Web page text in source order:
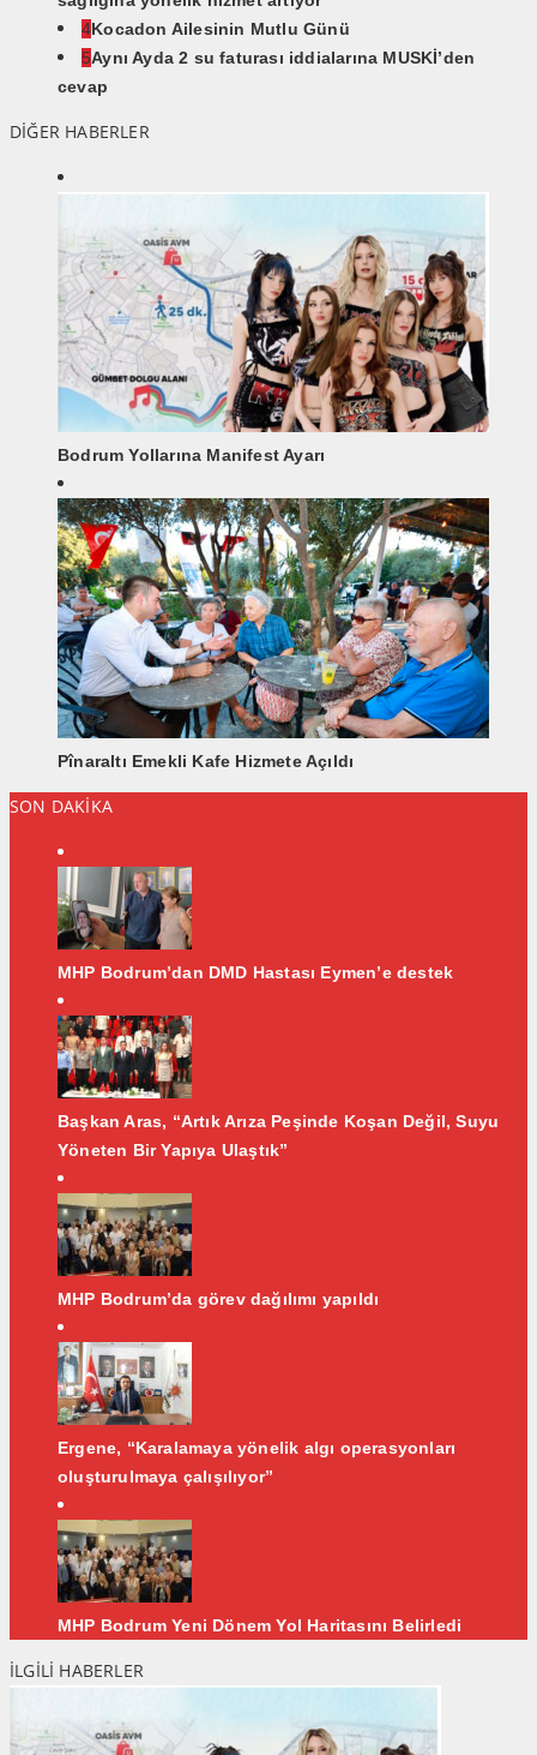
4Kocadon Ailesinin Mutlu Günü
5Aynı Ayda 2 su faturası iddialarına MUSKİ’den
cevap
DİĞER HABERLER
Bodrum Yollarına Manifest Ayarı
Pînaraltı Emekli Kafe Hizmete Açıldı
SON DAKİKA
MHP Bodrum’dan DMD Hastası Eymen’e destek
Başkan Aras, “Artık Arıza Peşinde Koşan Değil, Suyu
Yöneten Bir Yapıya Ulaştık”
MHP Bodrum’da görev dağılımı yapıldı
Ergene, “Karalamaya yönelik algı operasyonları
oluşturulmaya çalışılıyor”
MHP Bodrum Yeni Dönem Yol Haritasını Belirledi
İLGİLİ HABERLER